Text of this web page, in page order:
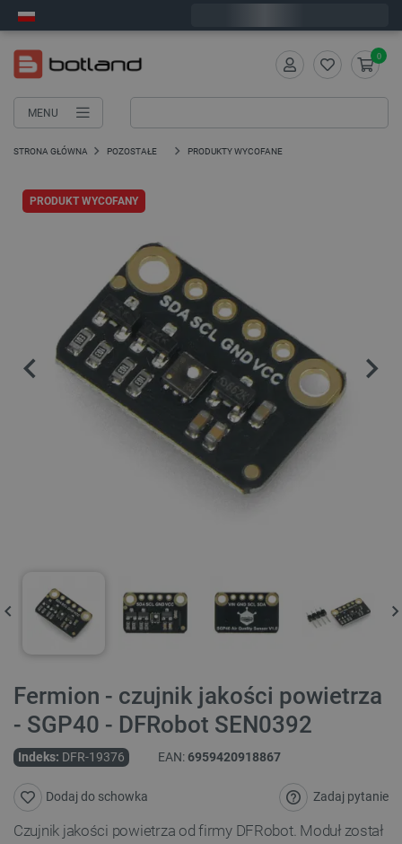
MENU
0
STRONA GŁÓWNA POZOSTAŁE PRODUKTY WYCOFANE
PRODUKT WYCOFANY
Fermion - czujnik jakości powietrza
- SGP40 - DFRobot SEN0392
Indeks: DFR-19376 EAN:6959420918867
Zadaj pytanie
Dodaj do schowka
Czujnik jakości powietrza od firmy DFRobot. Moduł został